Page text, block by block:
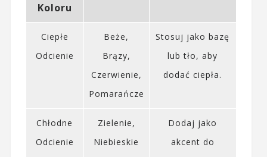
Koloru
Ciepłe
Odcienie
Beże,
Brązy,
Czerwienie,
Pomarańcze
Stosuj jako bazę
lub tło, aby
dodać ciepła.
Chłodne
Odcienie
Zielenie,
Niebieskie
Dodaj jako
akcent do